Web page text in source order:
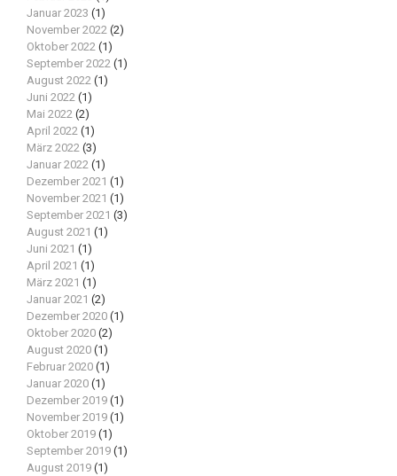
Januar 2023 (1)
November 2022 (2)
Oktober 2022 (1)
September 2022 (1)
August 2022 (1)
Juni 2022 (1)
Mai 2022 (2)
April 2022 (1)
März 2022 (3)
Januar 2022 (1)
Dezember 2021 (1)
November 2021 (1)
September 2021 (3)
August 2021 (1)
Juni 2021 (1)
April 2021 (1)
März 2021 (1)
Januar 2021 (2)
Dezember 2020 (1)
Oktober 2020 (2)
August 2020 (1)
Februar 2020 (1)
Januar 2020 (1)
Dezember 2019 (1)
November 2019 (1)
Oktober 2019 (1)
September 2019 (1)
August 2019 (1)